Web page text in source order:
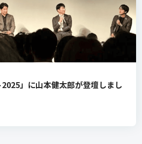
2025」に山本健太郎が登壇しまし